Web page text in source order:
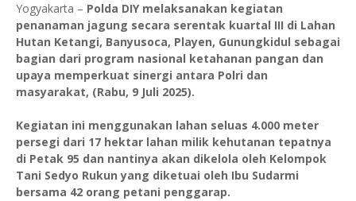
Yogyakarta – Polda DIY melaksanakan kegiatan
penanaman jagung secara serentak kuartal III di Lahan
Hutan Ketangi, Banyusoca, Playen, Gunungkidul sebagai
bagian dari program nasional ketahanan pangan dan
upaya memperkuat sinergi antara Polri dan
masyarakat, (Rabu, 9 Juli 2025).
Kegiatan ini menggunakan lahan seluas 4.000 meter
persegi dari 17 hektar lahan milik kehutanan tepatnya
di Petak 95 dan nantinya akan dikelola oleh Kelompok
Tani Sedyo Rukun yang diketuai oleh Ibu Sudarmi
bersama 42 orang petani penggarap.